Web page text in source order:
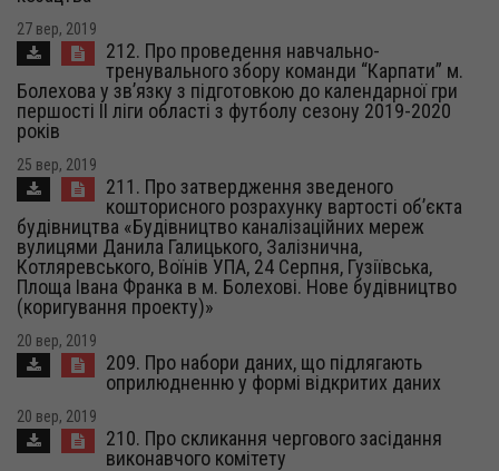
27 вер, 2019
212. Про проведення навчально-
тренувального збору команди “Карпати” м.
Болехова у зв’язку з підготовкою до календарної гри
першості ІІ ліги області з футболу сезону 2019-2020
років
25 вер, 2019
211. Про затвердження зведеного
кошторисного розрахунку вартості об’єкта
будівництва «Будівництво каналізаційних мереж
вулицями Данила Галицького, Залізнична,
Котляревського, Воїнів УПА, 24 Серпня, Гузіївська,
Площа Івана Франка в м. Болехові. Нове будівництво
(коригування проекту)»
20 вер, 2019
209. Про набори даних, що підлягають
оприлюдненню у формі відкритих даних
20 вер, 2019
210. Про скликання чергового засідання
виконавчого комітету